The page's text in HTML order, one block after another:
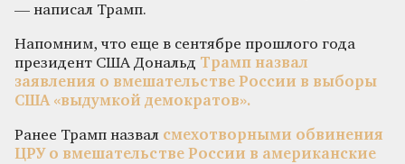
— написал Трамп.
Напомним, что еще в сентябре прошлого года
президент США Дональд Трамп назвал
заявления о вмешательстве России в выборы
США «выдумкой демократов».
Ранее Трамп назвал смехотворными обвинения
ЦРУ о вмешательстве России в американские